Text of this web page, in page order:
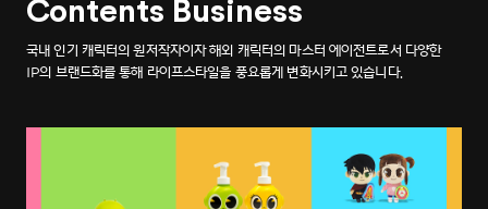
Contents Business
국내 인기 캐릭터의 원저작자이자 해외 캐릭터의 마스터 에이전트로서 다양한
IP의 브랜드화를 통해 라이프스타일을 풍요롭게 변화시키고 있습니다.